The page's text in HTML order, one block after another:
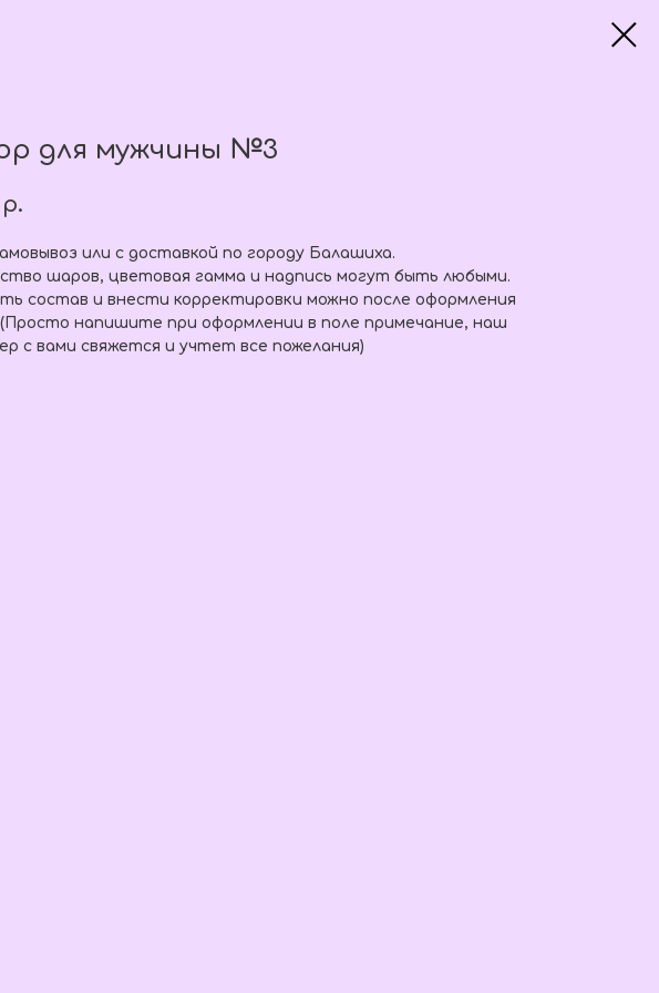
для мужчины №3
р.
или с доставкой по городу Балашиха.
шаров, цветовая гамма и надпись могут быть любыми.
состав и внести корректировки можно после оформления
(Просто напишите при оформлении в поле примечание, наш
с вами свяжется и учтет все пожелания)